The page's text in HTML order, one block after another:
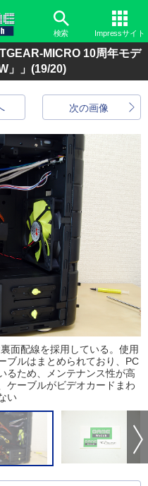
検索 Impressサイト
MICRO 10周年モデ
」」 (19/20)
次の画像
面配線を採用している。使用
ブルはまとめられており、PC
るため、メンテナンス性が高
ケーブルがビデオカードまわ
い